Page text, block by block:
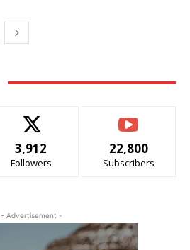
3,912
Followers
22,800
Subscribers
- Advertisement -